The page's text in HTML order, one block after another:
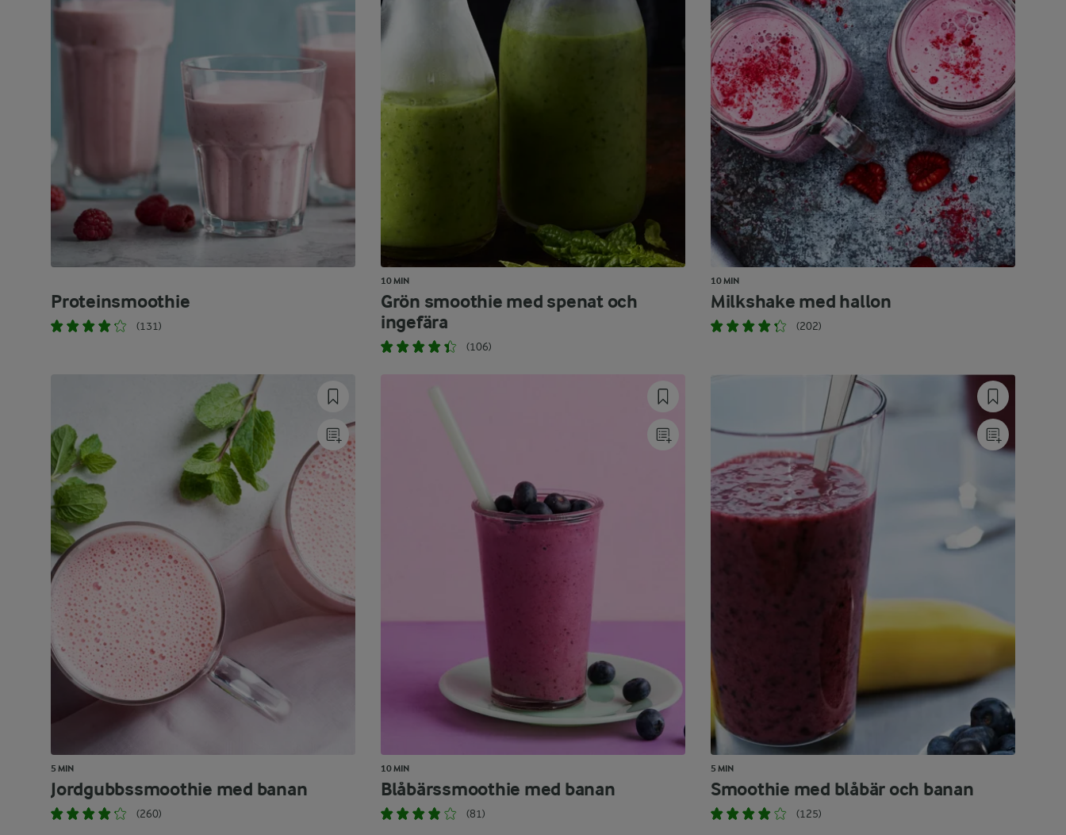
Proteinsmoothie
(131)
10 MIN
Grön smoothie med spenat och
ingefära
(106)
10 MIN
Milkshake med hallon
(202)
5 MIN
Jordgubbssmoothie med banan
(260)
10 MIN
Blåbärssmoothie med banan
(81)
5 MIN
Smoothie med blåbär och banan
(125)